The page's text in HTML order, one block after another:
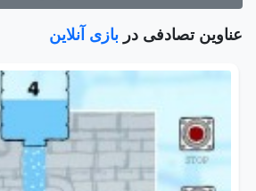
عناوین تصادفی در بازی آنلاین